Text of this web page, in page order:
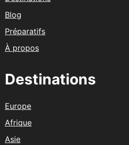
Blog
Préparatifs
À propos
Destinations
Europe
Afrique
Asie